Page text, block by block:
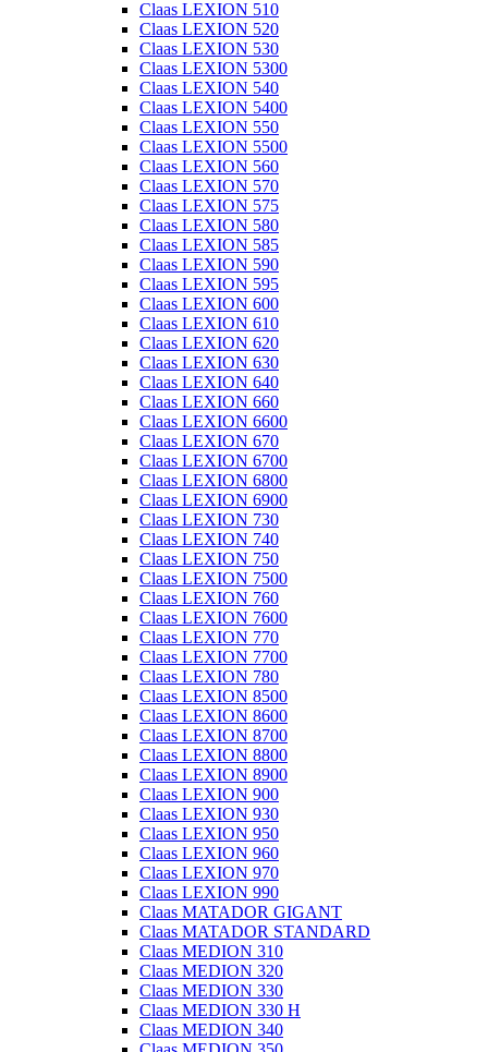
Claas LEXION 510
Claas LEXION 520
Claas LEXION 530
Claas LEXION 5300
Claas LEXION 540
Claas LEXION 5400
Claas LEXION 550
Claas LEXION 5500
Claas LEXION 560
Claas LEXION 570
Claas LEXION 575
Claas LEXION 580
Claas LEXION 585
Claas LEXION 590
Claas LEXION 595
Claas LEXION 600
Claas LEXION 610
Claas LEXION 620
Claas LEXION 630
Claas LEXION 640
Claas LEXION 660
Claas LEXION 6600
Claas LEXION 670
Claas LEXION 6700
Claas LEXION 6800
Claas LEXION 6900
Claas LEXION 730
Claas LEXION 740
Claas LEXION 750
Claas LEXION 7500
Claas LEXION 760
Claas LEXION 7600
Claas LEXION 770
Claas LEXION 7700
Claas LEXION 780
Claas LEXION 8500
Claas LEXION 8600
Claas LEXION 8700
Claas LEXION 8800
Claas LEXION 8900
Claas LEXION 900
Claas LEXION 930
Claas LEXION 950
Claas LEXION 960
Claas LEXION 970
Claas LEXION 990
Claas MATADOR GIGANT
Claas MATADOR STANDARD
Claas MEDION 310
Claas MEDION 320
Claas MEDION 330
Claas MEDION 330 H
Claas MEDION 340